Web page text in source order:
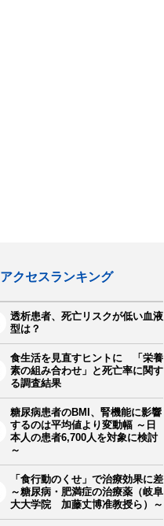
アクセスランキング
透析患者、死亡リスクが低い血液
型は？
食生活を見直すヒントに 「栄養
素の組み合わせ」と死亡率に関す
る調査結果
糖尿病患者のBMI、腎機能に影響
するのは平均値より変動幅 ～日
本人の患者6,700人を対象に検討
～
「食行動のくせ」で治療効果に差
～糖尿病・肥満症の治療薬（岐阜
大大学院 加藤丈博准教授ら）～